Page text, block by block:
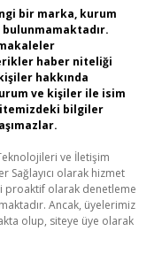
bir marka, kurum
bulunmamaktadır.
haber niteliği
hakkında
ve kişiler ile isim
bilgiler
ve İletişim
Sağlayıcı olarak hizmet
proaktif olarak denetleme
Ancak, üyelerimiz
olup, siteye üye olarak